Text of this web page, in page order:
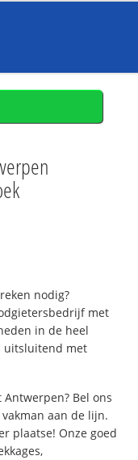
nodig?
met
in de heel
uitsluitend met
Bel ons
aan de lijn.
plaatse! Onze goed